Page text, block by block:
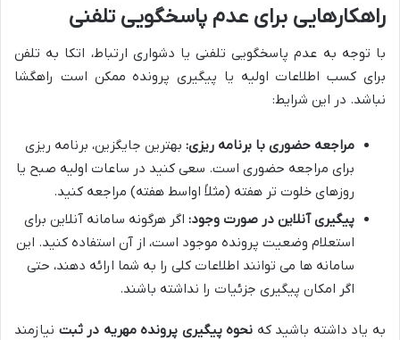
راهکارهایی برای عدم پاسخگویی تلفنی
با توجه به عدم پاسخگویی تلفنی یا دشواری ارتباط، اتکا به تلفن
برای کسب اطلاعات اولیه یا پیگیری پرونده ممکن است راهگشا
نباشد. در این شرایط:
مراجعه حضوری با برنامه ریزی: بهترین جایگزین، برنامه ریزی
برای مراجعه حضوری است. سعی کنید در ساعات اولیه صبح یا
روزهای خلوت تر هفته (مثلاً اواسط هفته) مراجعه کنید.
پیگیری آنلاین در صورت وجود: اگر هرگونه سامانه آنلاین برای
استعلام وضعیت پرونده موجود است، از آن استفاده کنید. این
سامانه ها می توانند اطلاعات کلی را به شما ارائه دهند، حتی
اگر امکان پیگیری جزئیات را نداشته باشند.
به یاد داشته باشید که نحوه پیگیری پرونده مهریه در ثبت نیازمند